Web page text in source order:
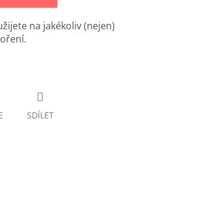
na jakékoliv (nejen)
SDÍLET